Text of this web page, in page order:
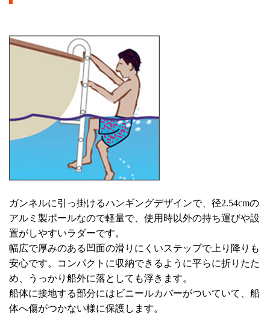
ガンネルに引っ掛けるハンギングデザインで、径2.54cmの
アルミ製ポールなので軽量で、使用時以外の持ち運びや設
置がしやすいラダーです。
幅広で厚みのある凹面の滑りにくいステップで上り降りも
安心です。コンパクトに収納できるように平らに折りたた
め、うっかり船外に落としても浮きます。
船体に接地する部分にはビニールカバーがついていて、船
体へ傷がつかない様に保護します。